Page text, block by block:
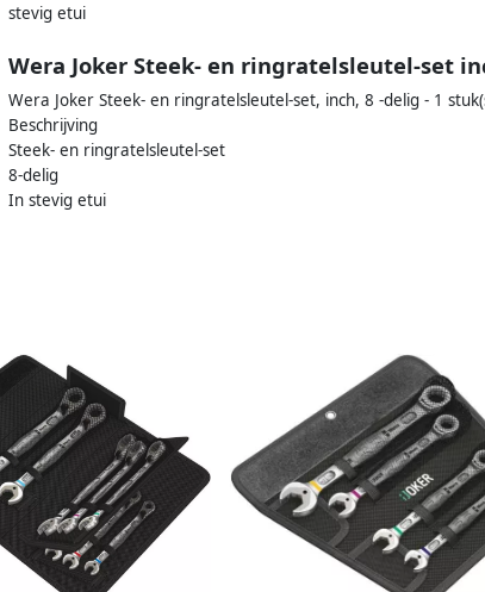
stevig etui
Wera Joker Steek- en ringratelsleutel-set
Wera Joker Steek- en ringratelsleutel-set, inch, 8 -delig - 1
Beschrijving
Steek- en ringratelsleutel-set
8-delig
In stevig etui